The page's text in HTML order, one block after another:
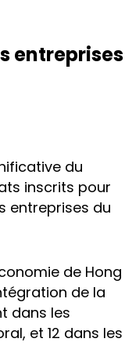
entreprises
du
inscrits pour
entreprises du
de Hong
de la
dans les
et 12 dans les